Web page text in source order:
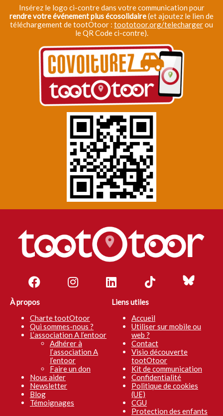
Insérez le logo ci-contre dans votre communication pour
rendre votre événement plus écosolidaire(et ajoutez le lien de
téléchargement de tootOtoor : toototoor.org/telechargerou
le QR Code ci-contre).
À propos
Charte tootOtoor
Qui sommes-nous ?
L’association A l’entoor
Adhérer à
l’association A
l’entoor
Faire un don
Nous aider
Newsletter
Blog
Témoignages
Liens utiles
Accueil
Utiliser sur mobile ou
web ?
Contact
Visio découverte
tootOtoor
Kit de communication
Confidentialité
Politique de cookies
(UE)
CGU
Protection des enfants